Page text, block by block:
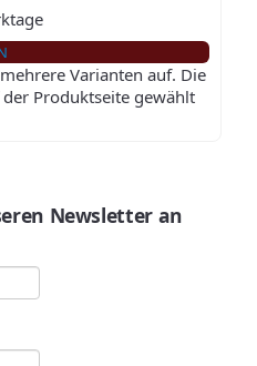
Varianten auf. Die
Produktseite gewählt
Newsletter an